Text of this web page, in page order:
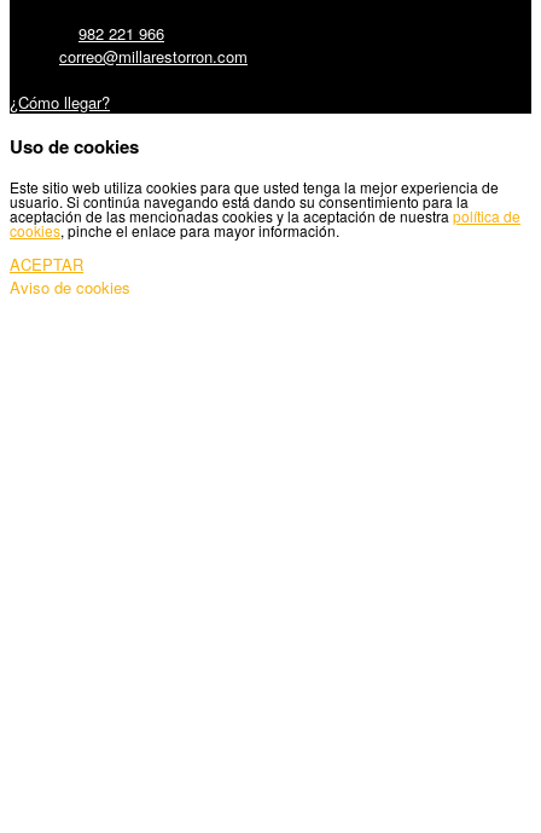
982 221 966
correo@millarestorron.com
¿Cómo llegar?
Uso de cookies
Este sitio web utiliza cookies para que usted tenga la mejor experiencia de
usuario. Si continúa navegando está dando su consentimiento para la
aceptación de las mencionadas cookies y la aceptación de nuestra política de
cookies, pinche el enlace para mayor información.
ACEPTAR
Aviso de cookies